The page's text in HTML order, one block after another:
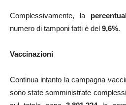
Complessivamente, la
numero di tamponi fatti è del 9,6%.
Vaccinazioni
Continua intanto la campagna
sono state somministrate